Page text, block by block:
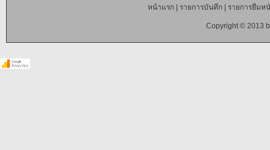
หน้าแรก| รายการบันทึก| รายการยืมห
Copyright © 2013